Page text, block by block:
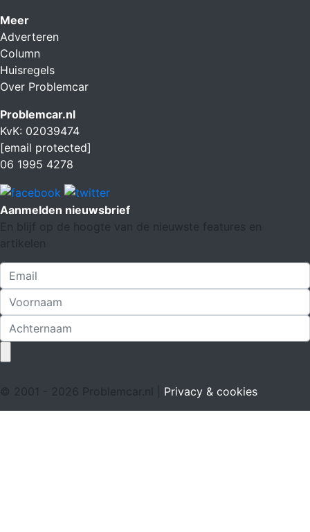
Meer
Adverteren
Column
Huisregels
Over Problemcar
Problemcar.nl
KvK: 02039474
[email protected]
06 1995 4278
Aanmelden nieuwsbrief
En blijf op de hoogte van de nieuwste features en
artikelen
© 2001 - 2026 Problemcar.nl | Privacy & cookies